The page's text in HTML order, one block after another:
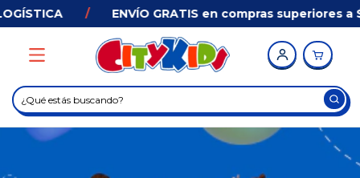
ENVÍO GRATIS en compras superiores a